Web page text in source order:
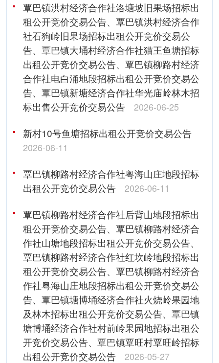
覃巴镇洪村经济合作社洛塘坡旧果场招标出
租公开竞价交易公告、覃巴镇洪村经济合作
社石狗岭旧果场招标出租公开竞价交易公
告、覃巴镇大埇村经济合作社猫王鱼塘招标
出租公开竞价交易公告、覃巴镇柳路村经济
合作社电白涌地段招标出租公开竞价交易公
告、覃巴镇新塘经济合作社华光庙岭林木招
标出售公开竞价交易公告
2026-06-25
新村10号鱼塘招标出租公开竞价交易公告
2026-06-11
覃巴镇柳路村经济合作社粤海山庄地段招标
出租公开竞价交易公告
2026-06-11
覃巴镇柳路村经济合作社后背山地段招标出
租公开竞价交易公告、覃巴镇柳路村经济合
作社山塘地段招标出租公开竞价交易公告、
覃巴镇柳路村经济合作社红坎岭地段招标出
租公开竞价交易公告、覃巴镇柳路村经济合
作社粤海山庄地段招标出租公开竞价交易公
告、覃巴镇塘博埇经济合作社火烧岭果园地
及林木招标出租公开竞价交易公告、覃巴镇
塘博埇经济合作社村前岭果园地招标出租公
开竞价交易公告、覃巴镇覃旺村覃旺岭招标
出租公开竞价交易公告
2026-05-27